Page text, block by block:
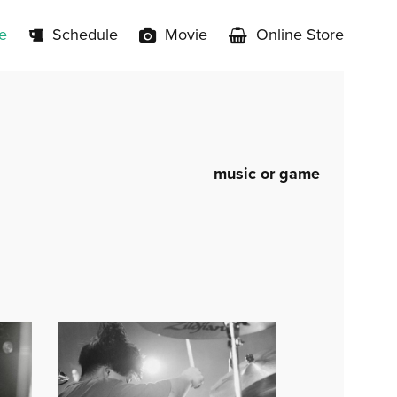
Schedule Movie Online Store
music or game